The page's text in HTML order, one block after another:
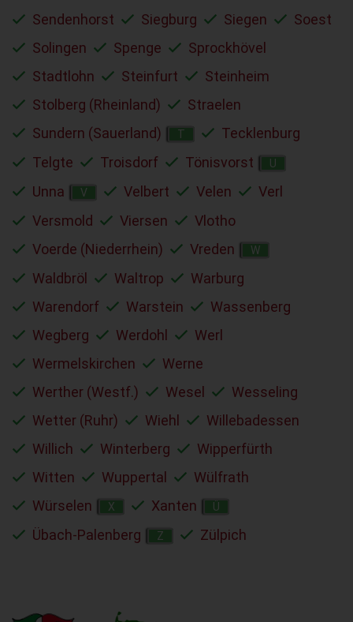
Sendenhorst
Siegburg Siegen
Soest
Solingen
Spenge
Sprockhövel
Stadtlohn
Steinfurt
Steinheim
Stolberg (Rheinland)
Straelen
Sundern (Sauerland)
T
Tecklenburg
Telgte
Troisdorf Tönisvorst U
Unna V Velbert Velen
Verl
Versmold
Viersen
Vlotho
Voerde (Niederrhein)
Vreden W
Waldbröl Waltrop
Warburg
Warendorf
Warstein
Wassenberg
Wegberg
Werdohl
Werl
Wermelskirchen
Werne
Werther (Westf.)
Wesel
Wesseling
Wetter (Ruhr)
Wiehl
Willebadessen
Willich
Winterberg
Wipperfürth
Witten
Wuppertal
Wülfrath
Würselen
X Xanten Ü
Übach-Palenberg Z Zülpich